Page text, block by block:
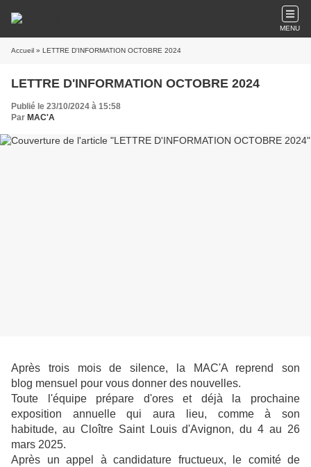
MENU
Accueil » LETTRE D'INFORMATION OCTOBRE 2024
LETTRE D'INFORMATION OCTOBRE 2024
Publié le 23/10/2024 à 15:58
Par MAC'A
Après trois mois de silence, la MAC'A reprend son
blog mensuel pour vous donner des nouvelles.
Toute l'équipe prépare d'ores et déjà la prochaine
exposition annuelle qui aura lieu, comme à son
habitude, au Cloître Saint Louis d'Avignon, du 4 au 26
mars 2025.
Après un appel à candidature fructueux, le comité de